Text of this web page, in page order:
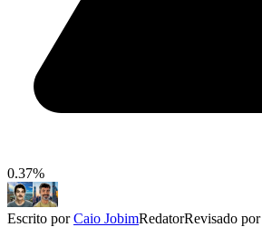
0.37%
Escrito porCaio JobimRedatorRevisado por